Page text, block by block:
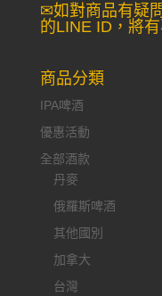
✉如對商品有疑
的LINE ID，將
商品分類
IPA啤酒
優惠活動
全部酒款
丹麥
俄羅斯啤酒
其他國別
加拿大
台灣